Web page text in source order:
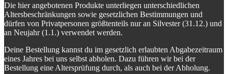
Die hier angebotenen Produkte unterliegen unterschiedlichen
Altersbeschränkungen sowie gesetzlichen Bestimmungen und
dürfen von Privatpersonen größtenteils nur an Silvester (31.12.) und
an Neujahr (1.1.) verwendet werden.
Deine Bestellung kannst du im gesetzlich erlaubten Abgabezeitraum
eines Jahres bei uns selbst abholen. Dazu führen wir bei der
Bestellung eine Altersprüfung durch, als auch bei der Abholung.